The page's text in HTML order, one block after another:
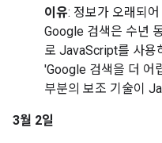
이유: 정보가 오래되
Google 검색은 수년
로 JavaScript를 사용
'Google 검색을 더 어
부분의 보조 기술이
3월 2일